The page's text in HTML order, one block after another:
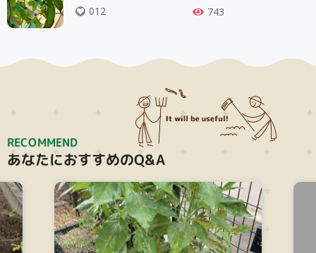
012 743
RECOMMEND
あなたにおすすめのQ&A